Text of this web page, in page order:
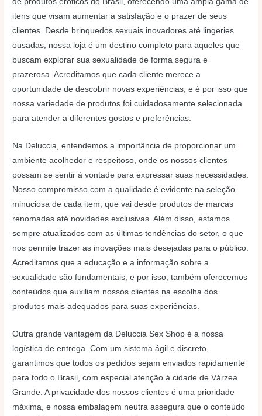
itens que visam aumentar a satisfação e o prazer de seus
clientes. Desde brinquedos sexuais inovadores até lingeries
ousadas, nossa loja é um destino completo para aqueles que
buscam explorar sua sexualidade de forma segura e
prazerosa. Acreditamos que cada cliente merece a
oportunidade de descobrir novas experiências, e é por isso que
nossa variedade de produtos foi cuidadosamente selecionada
para atender a diferentes gostos e preferências.
Na Deluccia, entendemos a importância de proporcionar um
ambiente acolhedor e respeitoso, onde os nossos clientes
possam se sentir à vontade para expressar suas necessidades.
Nosso compromisso com a qualidade é evidente na seleção
minuciosa de cada item, que vai desde produtos de marcas
renomadas até novidades exclusivas. Além disso, estamos
sempre atualizados com as últimas tendências do setor, o que
nos permite trazer as inovações mais desejadas para o público.
Acreditamos que a educação e a informação sobre a
sexualidade são fundamentais, e por isso, também oferecemos
conteúdos que auxiliam nossos clientes na escolha dos
produtos mais adequados para suas experiências.
Outra grande vantagem da Deluccia Sex Shop é a nossa
logística de entrega. Com um sistema ágil e discreto,
garantimos que todos os pedidos sejam enviados rapidamente
para todo o Brasil, com especial atenção à cidade de Várzea
Grande. A privacidade dos nossos clientes é uma prioridade
máxima, e nossa embalagem neutra assegura que o conteúdo